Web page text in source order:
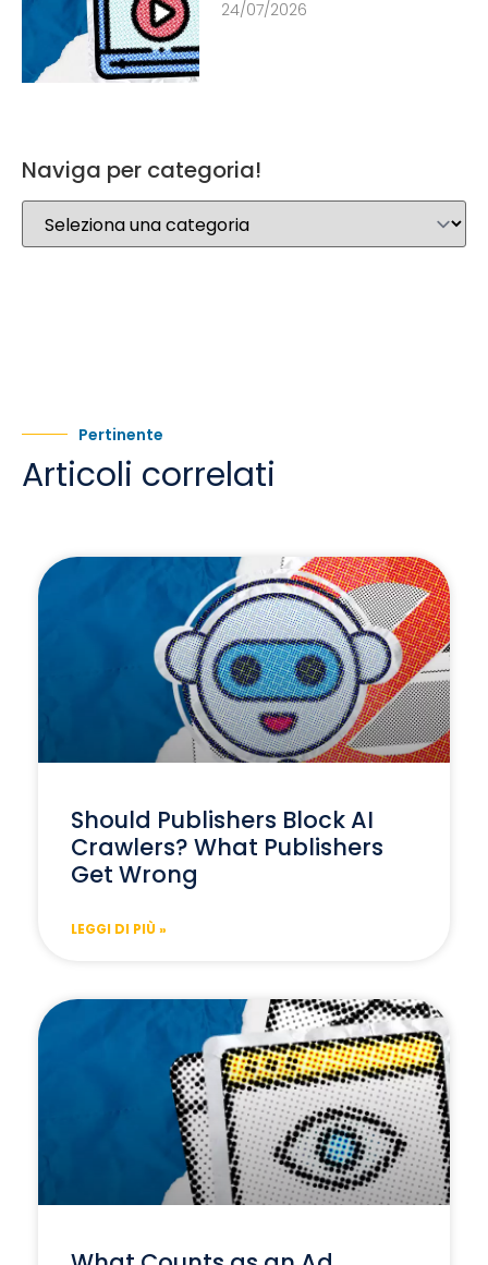
24/07/2026
Naviga per categoria!
Pertinente
Articoli correlati
Should Publishers Block AI
Crawlers? What Publishers
Get Wrong
LEGGI DI PIÙ »